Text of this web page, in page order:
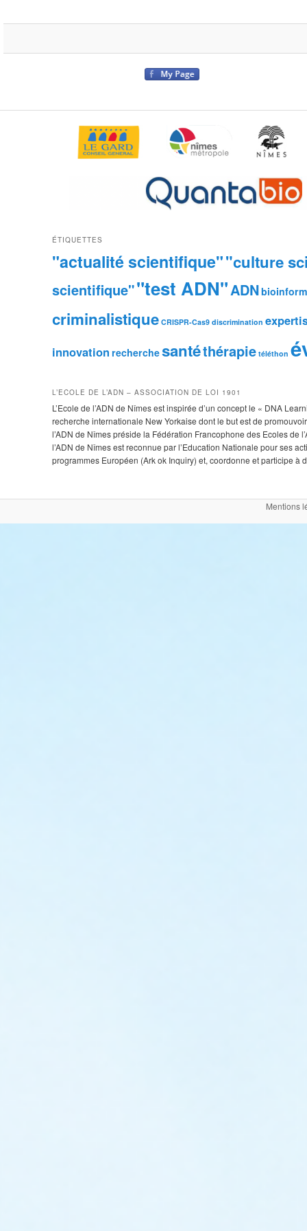
ÉTIQUETTES
"actualité scientifique""culture
scientifique""test ADN"ADN
criminalistique CRISPR-Cas9 discrimination
innovation recherchesantéthérapie téléthon
L’ECOLE DE L’ADN – ASSOCIATION DE LOI 1901
L’Ecole de l’ADN de Nîmes est inspirée d’un concept le « DNA
recherche internationale New Yorkaise dont le but est de
l’ADN de Nîmes préside la Fédération Francophone des Ecoles de
l’ADN de Nîmes est reconnue par l’Education Nationale pour ses
programmes Européen (Ark ok Inquiry) et, coordonne et participe
Mentions